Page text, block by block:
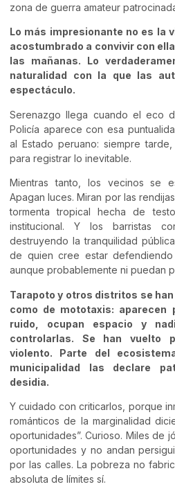
zona de guerra amateur
Lo más impresionante no es la
acostumbrado a convivir con
las mañanas. Lo
naturalidad con la que las
espectáculo.
Serenazgo llega cuando el eco
Policía aparece con esa
al Estado peruano: siempre
para registrar lo inevitable.
Mientras tanto, los vecinos se
Apagan luces. Miran por las
tormenta tropical hecha de
institucional. Y los barristas
destruyendo la tranquilidad
de quien cree estar
aunque probablemente ni puedan
Tarapoto y otros distritos se
como de mototaxis: aparecen
ruido, ocupan espacio y
controlarlas. Se han vuelto
violento. Parte del
municipalidad las declare
desidia.
Y cuidado con criticarlos, porque
románticos de la marginalidad
oportunidades”. Curioso. Miles de
oportunidades y no andan
por las calles. La pobreza no
absoluta de límites sí.